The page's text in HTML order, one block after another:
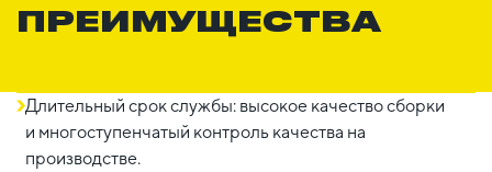
ПРЕИМУЩЕСТВА
Длительный срок службы: высокое качество сборки
и многоступенчатый контроль качества на
производстве.